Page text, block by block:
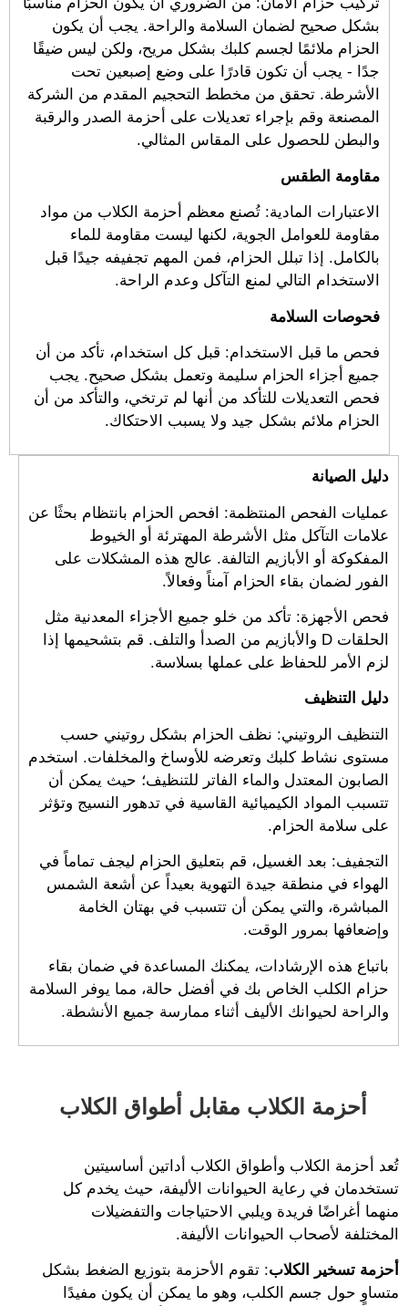
تركيب حزام الأمان: من الضروري أن يكون الحزام مناسبًا
بشكل صحيح لضمان السلامة والراحة. يجب أن يكون
الحزام ملائمًا لجسم كلبك بشكل مريح، ولكن ليس ضيقًا
جدًا - يجب أن تكون قادرًا على وضع إصبعين تحت
الأشرطة. تحقق من مخطط التحجيم المقدم من الشركة
المصنعة وقم بإجراء تعديلات على أحزمة الصدر والرقبة
والبطن للحصول على المقاس المثالي.
مقاومة الطقس
الاعتبارات المادية: تُصنع معظم أحزمة الكلاب من مواد
مقاومة للعوامل الجوية، لكنها ليست مقاومة للماء
بالكامل. إذا تبلل الحزام، فمن المهم تجفيفه جيدًا قبل
الاستخدام التالي لمنع التآكل وعدم الراحة.
فحوصات السلامة
فحص ما قبل الاستخدام: قبل كل استخدام، تأكد من أن
جميع أجزاء الحزام سليمة وتعمل بشكل صحيح. يجب
فحص التعديلات للتأكد من أنها لم ترتخي، والتأكد من أن
الحزام ملائم بشكل جيد ولا يسبب الاحتكاك.
دليل الصيانة
عمليات الفحص المنتظمة: افحص الحزام بانتظام بحثًا عن
علامات التآكل مثل الأشرطة المهترئة أو الخيوط
المفكوكة أو الأبازيم التالفة. عالج هذه المشكلات على
الفور لضمان بقاء الحزام آمناً وفعالاً.
فحص الأجهزة: تأكد من خلو جميع الأجزاء المعدنية مثل
الحلقات D والأبازيم من الصدأ والتلف. قم بتشحيمها إذا
لزم الأمر للحفاظ على عملها بسلاسة.
دليل التنظيف
التنظيف الروتيني: نظف الحزام بشكل روتيني حسب
مستوى نشاط كلبك وتعرضه للأوساخ والمخلفات. استخدم
الصابون المعتدل والماء الفاتر للتنظيف؛ حيث يمكن أن
تتسبب المواد الكيميائية القاسية في تدهور النسيج وتؤثر
على سلامة الحزام.
التجفيف: بعد الغسيل، قم بتعليق الحزام ليجف تماماً في
الهواء في منطقة جيدة التهوية بعيداً عن أشعة الشمس
المباشرة، والتي يمكن أن تتسبب في بهتان الخامة
وإضعافها بمرور الوقت.
باتباع هذه الإرشادات، يمكنك المساعدة في ضمان بقاء
حزام الكلب الخاص بك في أفضل حالة، مما يوفر السلامة
والراحة لحيوانك الأليف أثناء ممارسة جميع الأنشطة.
أحزمة الكلاب مقابل أطواق الكلاب
تُعد أحزمة الكلاب وأطواق الكلاب أداتين أساسيتين
تستخدمان في رعاية الحيوانات الأليفة، حيث يخدم كل
منهما أغراضًا فريدة ويلبي الاحتياجات والتفضيلات
المختلفة لأصحاب الحيوانات الأليفة.
أحزمة تسخير الكلاب: تقوم الأحزمة بتوزيع الضغط بشكل
متساوٍ حول جسم الكلب، وهو ما يمكن أن يكون مفيدًا